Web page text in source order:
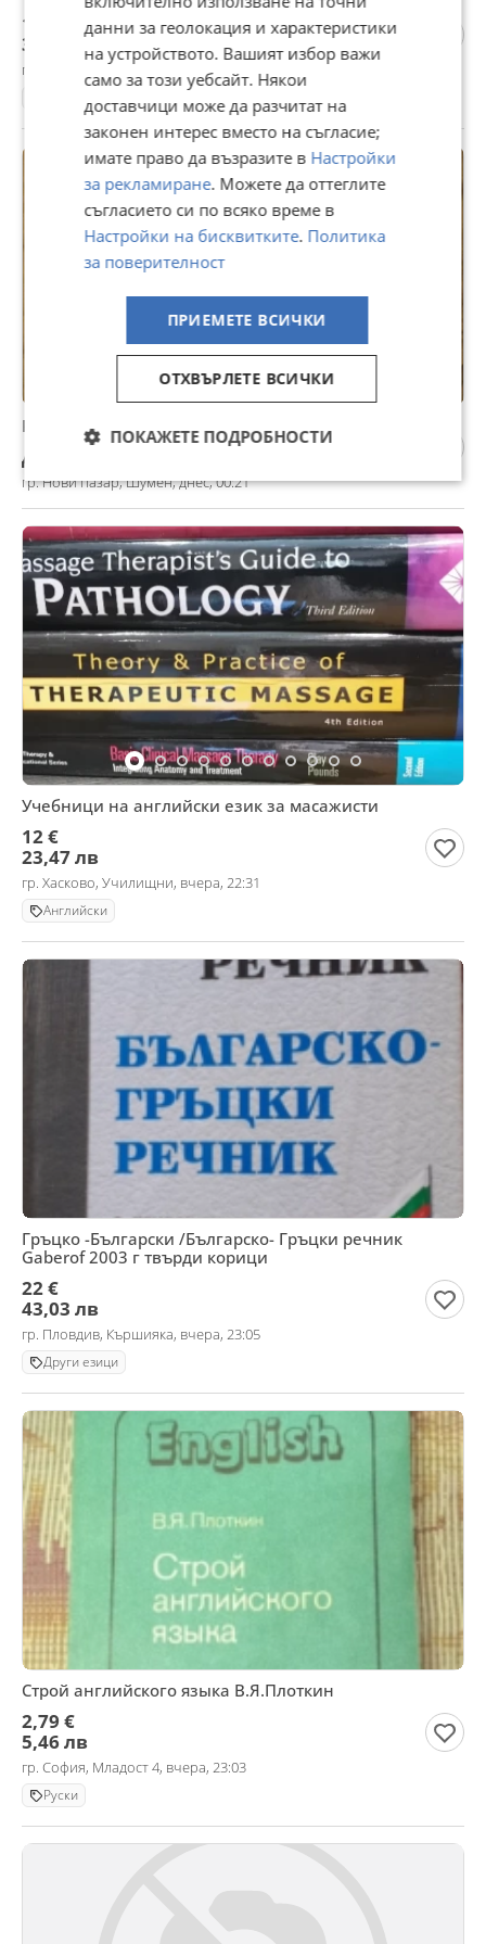
180 €
352,05 лв
гр. Варна, днес, 04:27
Речници
Договаряне
гр. Нови пазар, Шумен, днес, 00:21
Учебници на английски език за масажисти
12 €
23,47 лв
гр. Хасково, Училищни, вчера, 22:31
Английски
Гръцко -Български /Българско- Гръцки речник
Gaberof 2003 г твърди корици
22 €
43,03 лв
гр. Пловдив, Кършияка, вчера, 23:05
Други езици
Строй английского языка В.Я.Плоткин
2,79 €
5,46 лв
гр. София, Младост 4, вчера, 23:03
Руски
данни за геолокация и характеристики
на устройството. Вашият избор важи
само за този уебсайт. Някои
доставчици може да разчитат на
законен интерес вместо на съгласие;
имате право да възразите в Настройки
за рекламиране. Можете да оттеглите
съгласието си по всяко време в
Настройки на бисквитките. Политика
за поверителност
ПРИЕМЕТЕ ВСИЧКИ
ОТХВЪРЛЕТЕ ВСИЧКИ
ПОКАЖЕТЕ ПОДРОБНОСТИ